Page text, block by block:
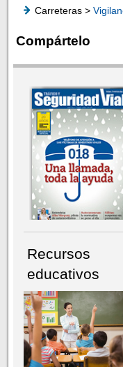
Carreteras >
Compártelo
Recursos
educativos